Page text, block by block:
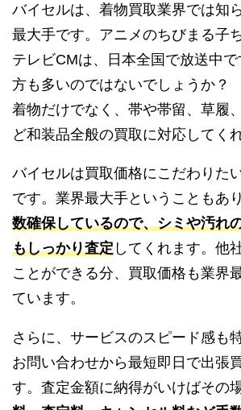
バイセルは、着物買取業界では知
最大手です。アニメのちびまる子
テレビCMは、日本全国で放送中
方も多いのではないでしょうか？
着物だけでなく、帯や帯留、草履
ど和装品全般の買取に対応してく
バイセルは買取価格にこだわりた
です。業界最大手ということもあり
数確保しているので、シミや汚れ
もしっかり査定 してくれます。他
ことができる分、買取価格も業界
ています。
さらに、サービスのスピード感も
お問い合わせから最短即日で出張
す。査定金額に納得がいけばその